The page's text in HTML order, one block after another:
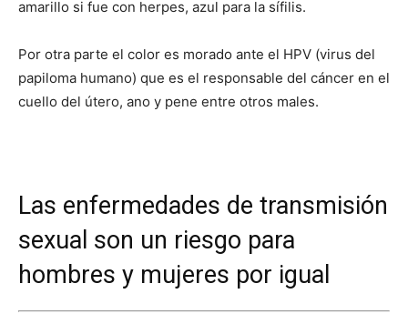
amarillo si fue con herpes, azul para la sífilis.
Por otra parte el color es morado ante el HPV (virus del
papiloma humano) que es el responsable del cáncer en el
cuello del útero, ano y pene entre otros males.
Las enfermedades de transmisión
sexual son un riesgo para
hombres y mujeres por igual